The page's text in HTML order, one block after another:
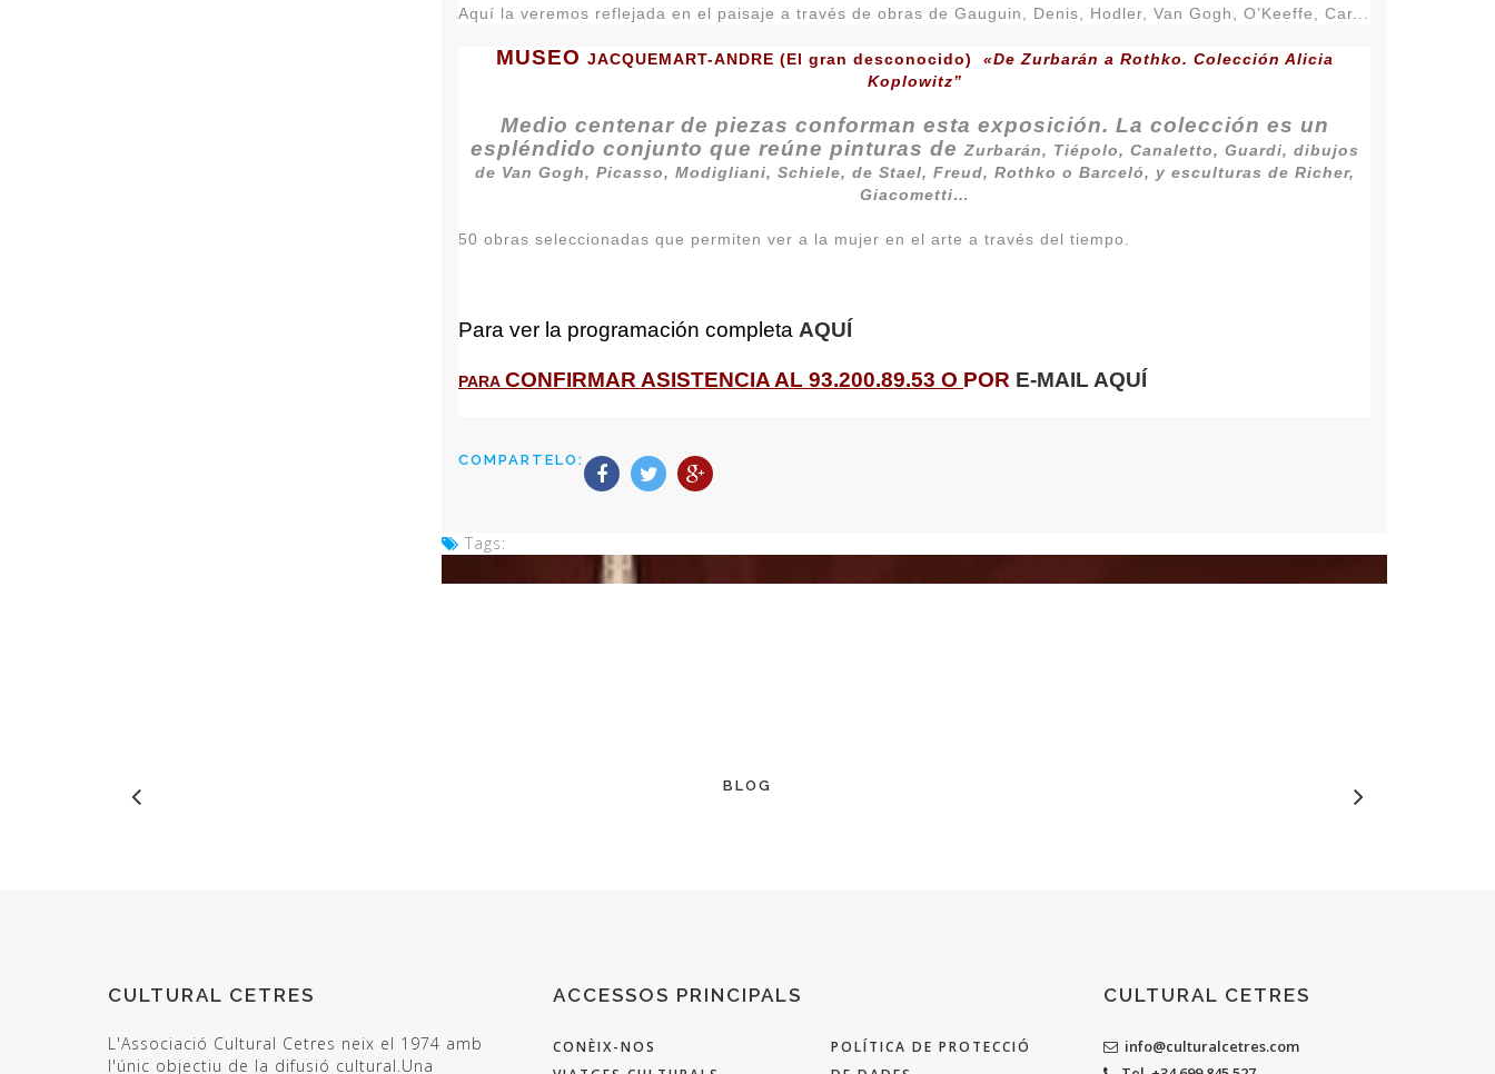
Aquí la veremos reflejada en el paisaje a través de obras de Gauguin, Denis, Hodler, Van Gogh, O’Keeffe, Car...
MUSEO JACQUEMART-ANDRE (El gran desconocido)
«De Zurbarán a Rothko. Colección Alicia
Koplowitz”
Medio centenar de piezas conforman esta exposición. La colección es un
espléndido conjunto que reúne pinturas de Zurbarán, Tiépolo, Canaletto, Guardi, dibujos
de Van Gogh, Picasso, Modigliani, Schiele, de Stael, Freud, Rothko o Barceló, y esculturas de Richer,
Giacometti…
50 obras seleccionadas que permiten ver a la mujer en el arte a través del tiempo.
Para ver la programación completa AQUÍ
PARA CONFIRMAR ASISTENCIA AL 93.200.89.53 O POR E-MAIL AQUÍ
COMPARTELO:
Tags:
BLOG
CULTURAL CETRES
L'Associació Cultural Cetres neix el 1974 amb
l'únic objectiu de la difusió cultural.Una
ACCESSOS PRINCIPALS
CONÈIX-NOS
POLÍTICA DE PROTECCIÓ
CULTURAL CETRES
info@culturalcetres.com